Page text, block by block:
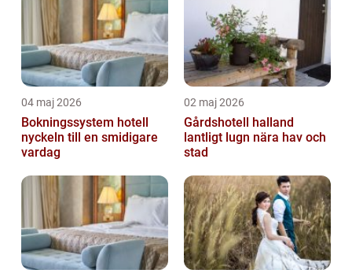
04 maj 2026
Bokningssystem hotell
nyckeln till en smidigare
vardag
02 maj 2026
Gårdshotell halland
lantligt lugn nära hav och
stad